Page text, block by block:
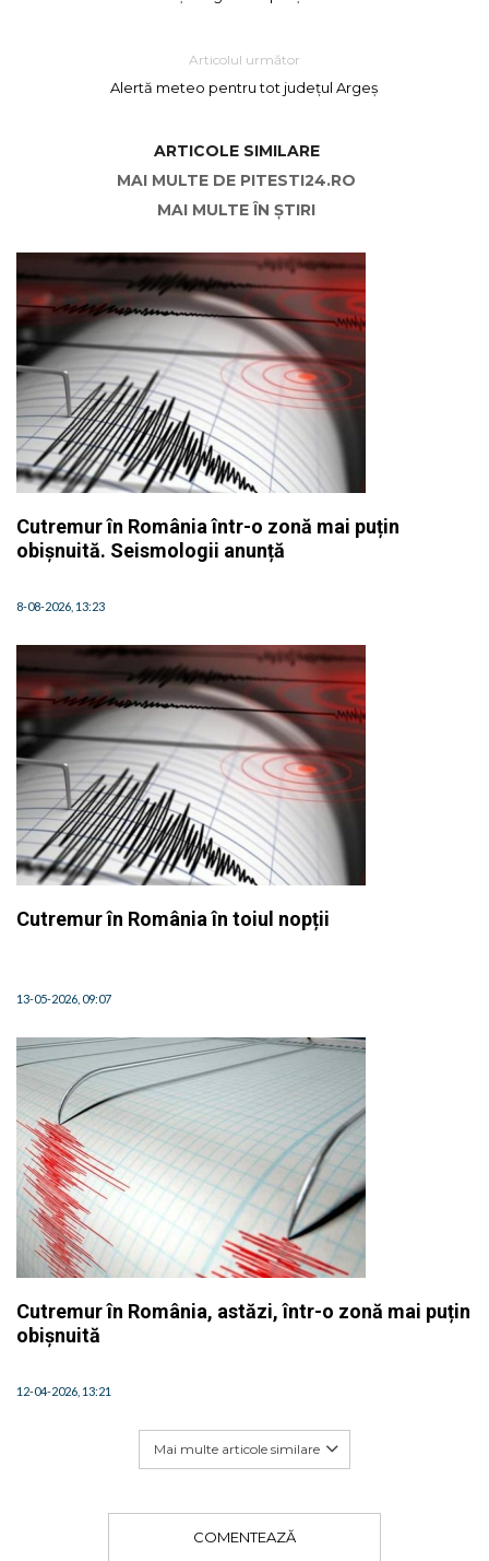
Articolul următor
Alertă meteo pentru tot județul Argeș
ARTICOLE SIMILARE
MAI MULTE DE PITESTI24.RO
MAI MULTE ÎN ȘTIRI
Cutremur în România într-o zonă mai puțin
obișnuită. Seismologii anunță
8-08-2026, 13:23
Cutremur în România în toiul nopții
13-05-2026, 09:07
Cutremur în România, astăzi, într-o zonă mai puțin
obișnuită
12-04-2026, 13:21
Mai multe articole similare
COMENTEAZĂ